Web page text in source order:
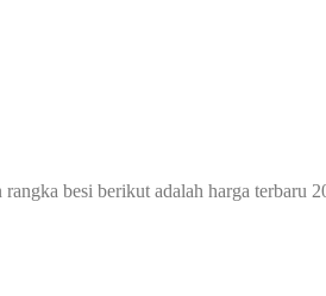
besi berikut adalah harga terbaru